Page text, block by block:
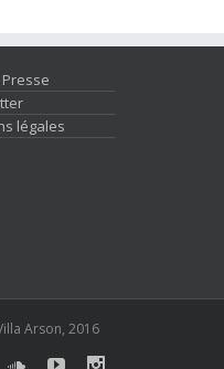
légales
Arson, 2016
Soundcloud
YoutubeInstagram